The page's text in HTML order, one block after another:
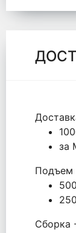
за
Подъем
Сборка